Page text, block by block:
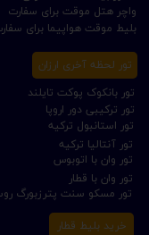
تور ترکیبی دور اروپا
بلیط موقت هواپیما برای
واچر هتل موقت برای سفارت
تور آنتالیا ترکیه
تور استانبول ترکیه
تور مسکو سنت پترزبورگ
تور وان با قطار
تور بانکوک پوکت تایلند
تور وان با اتوبوس
خرید بلیط قطار
تور لحظه آخری ارزان